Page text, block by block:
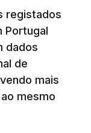
registados
Portugal
dados
de
mais
mesmo